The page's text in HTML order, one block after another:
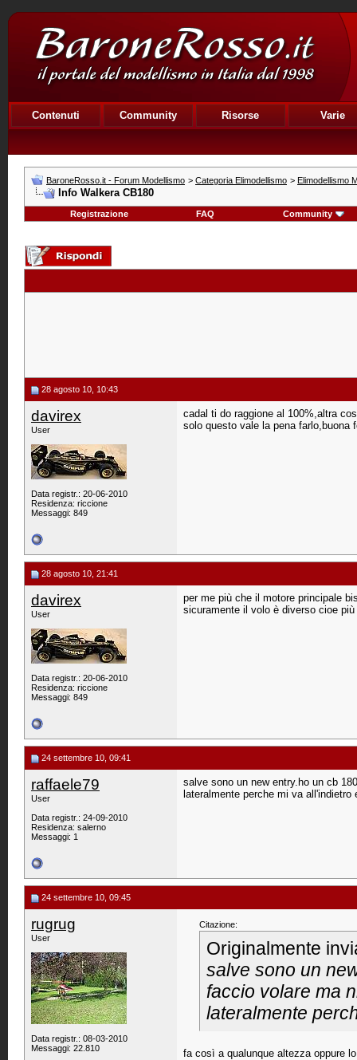
Contenuti Community Risorse Varie
BaroneRosso.it - Forum Modellismo > Categoria Elimodellismo > Elimodellismo
Info Walkera CB180
Registrazione FAQ Community
28 agosto 10, 10:43
davirex
User
Data registr.: 20-06-2010
Residenza: riccione
Messaggi: 849
cadal ti do raggione al 100%,altra
solo questo vale la pena farlo,buona
28 agosto 10, 21:41
davirex
User
Data registr.: 20-06-2010
Residenza: riccione
Messaggi: 849
per me più che il motore principale
sicuramente il volo è diverso cioe
24 settembre 10, 09:41
raffaele79
User
Data registr.: 24-09-2010
Residenza: salerno
Messaggi: 1
salve sono un new entry.ho un cb
lateralmente perche mi va
24 settembre 10, 09:45
rugrug
User
Data registr.: 08-03-2010
Messaggi: 22.810
Citazione:
Originalmente
salve sono un
faccio volare ma
lateralmente
fa così a qualunque altezza oppure